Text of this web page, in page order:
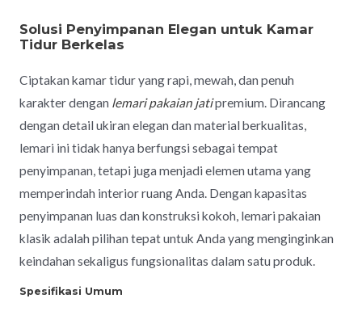
Solusi Penyimpanan Elegan untuk Kamar
Tidur Berkelas
Ciptakan kamar tidur yang rapi, mewah, dan penuh
karakter dengan lemari pakaian jatipremium. Dirancang
dengan detail ukiran elegan dan material berkualitas,
lemari ini tidak hanya berfungsi sebagai tempat
penyimpanan, tetapi juga menjadi elemen utama yang
memperindah interior ruang Anda. Dengan kapasitas
penyimpanan luas dan konstruksi kokoh, lemari pakaian
klasik adalah pilihan tepat untuk Anda yang menginginkan
keindahan sekaligus fungsionalitas dalam satu produk.
Spesifikasi Umum